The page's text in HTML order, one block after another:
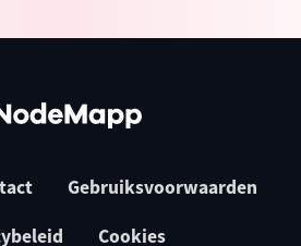
Gebruiksvoorwaarden
Cookies